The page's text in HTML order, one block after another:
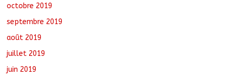
octobre 2019
septembre 2019
août 2019
juillet 2019
juin 2019